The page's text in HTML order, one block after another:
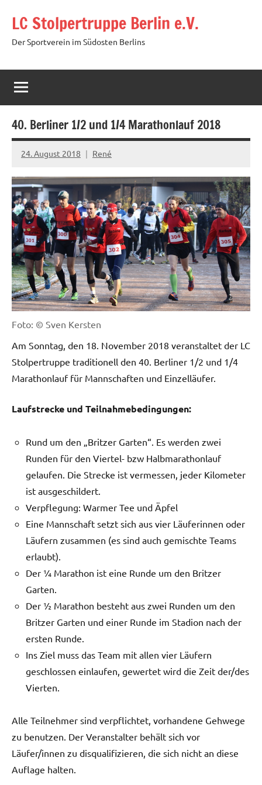
Inhalt
springen
LC Stolpertruppe Berlin e.V.
Der Sportverein im Südosten Berlins
40. Berliner 1/2 und 1/4 Marathonlauf 2018
24. August 2018 René
Foto: © Sven Kersten
Am Sonntag, den 18. November 2018 veranstaltet der LC
Stolpertruppe traditionell den 40. Berliner 1/2 und 1/4
Marathonlauf für Mannschaften und Einzelläufer.
Laufstrecke und Teilnahmebedingungen:
Rund um den „Britzer Garten“. Es werden zwei
Runden für den Viertel- bzw Halbmarathonlauf
gelaufen. Die Strecke ist vermessen, jeder Kilometer
ist ausgeschildert.
Verpflegung: Warmer Tee und Äpfel
Eine Mannschaft setzt sich aus vier Läuferinnen oder
Läufern zusammen (es sind auch gemischte Teams
erlaubt).
Der ¼ Marathon ist eine Runde um den Britzer
Garten.
Der ½ Marathon besteht aus zwei Runden um den
Britzer Garten und einer Runde im Stadion nach der
ersten Runde.
Ins Ziel muss das Team mit allen vier Läufern
geschlossen einlaufen, gewertet wird die Zeit der/des
Vierten.
Alle Teilnehmer sind verpflichtet, vorhandene Gehwege
zu benutzen. Der Veranstalter behält sich vor
Läufer/innen zu disqualifizieren, die sich nicht an diese
Auflage halten.